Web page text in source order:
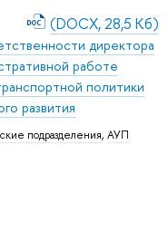
директора
работе
политики
развития
подразделения, АУП
(DOCX, 28,5 Кб)